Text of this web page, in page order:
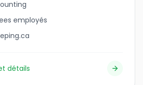
employés
détails